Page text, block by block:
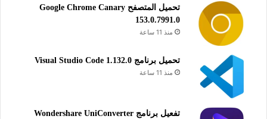
تحميل المتصفح Google Chrome Canary
153.0.7991.0
منذ 11 ساعة
تحميل برنامج Visual Studio Code 1.132.0
منذ 11 ساعة
تفعيل برنامج Wondershare UniConverter